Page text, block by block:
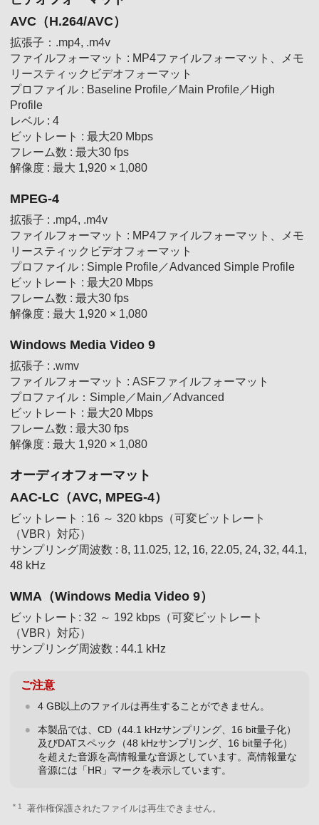
AVC（H.264/AVC）
拡張子：.mp4, .m4v
ファイルフォーマット : MP4ファイルフォーマット、メモ
リースティックビデオフォーマット
プロファイル : Baseline Profile／Main Profile／High
Profile
レベル : 4
ビットレート : 最大20 Mbps
フレーム数 : 最大30 fps
解像度 : 最大 1,920 × 1,080
MPEG-4
拡張子 : .mp4, .m4v
ファイルフォーマット : MP4ファイルフォーマット、メモ
リースティックビデオフォーマット
プロファイル : Simple Profile／Advanced Simple Profile
ビットレート : 最大20 Mbps
フレーム数 : 最大30 fps
解像度 : 最大 1,920 × 1,080
Windows Media Video 9
拡張子 : .wmv
ファイルフォーマット : ASFファイルフォーマット
プロファイル：Simple／Main／Advanced
ビットレート : 最大20 Mbps
フレーム数 : 最大30 fps
解像度 : 最大 1,920 × 1,080
オーディオフォーマット
AAC-LC（AVC, MPEG-4）
ビットレート : 16 ～ 320 kbps（可変ビットレート
（VBR）対応）
サンプリング周波数 : 8, 11.025, 12, 16, 22.05, 24, 32, 44.1,
48 kHz
WMA（Windows Media Video 9）
ビットレート: 32 ～ 192 kbps（可変ビットレート
（VBR）対応）
サンプリング周波数 : 44.1 kHz
ご注意
4 GB以上のファイルは再生することができません。
本製品では、CD（44.1 kHzサンプリング、16 bit量子化）
及びDATスペック（48 kHzサンプリング、16 bit量子化）
を超えた音源を高情報量な音源としています。高情報量な
音源には「HR」マークを表示しています。
＊1 著作権保護されたファイルは再生できません。